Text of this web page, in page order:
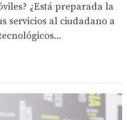
¿Está preparada la
servicios al ciudadano a